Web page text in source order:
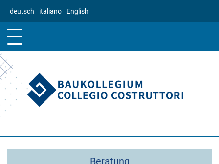
zum
deutsch italiano English
Beratung